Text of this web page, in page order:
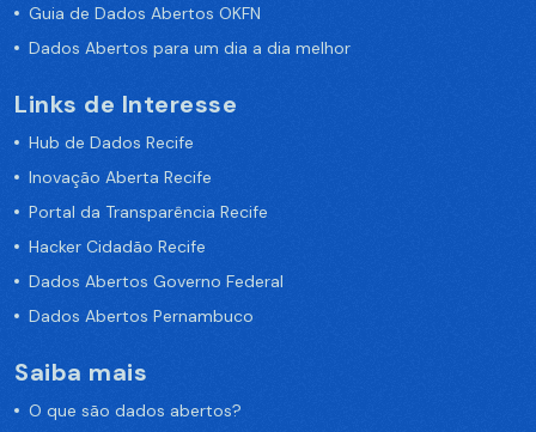
Guia de Dados Abertos OKFN
Dados Abertos para um dia a dia melhor
Links de Interesse
Hub de Dados Recife
Inovação Aberta Recife
Portal da Transparência Recife
Hacker Cidadão Recife
Dados Abertos Governo Federal
Dados Abertos Pernambuco
Saiba mais
O que são dados abertos?